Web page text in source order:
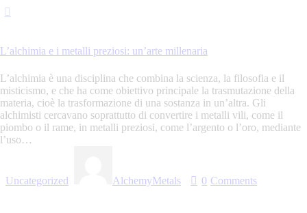
L’alchimia e i metalli preziosi: un’arte millenaria
L’alchimia è una disciplina che combina la scienza, la filosofia e il
misticismo, e che ha come obiettivo principale la trasmutazione della
materia, cioè la trasformazione di una sostanza in un’altra. Gli
alchimisti cercavano soprattutto di convertire i metalli vili, come il
piombo o il rame, in metalli preziosi, come l’argento o l’oro, mediante
l’uso…
Uncategorized AlchemyMetals 0 Comments